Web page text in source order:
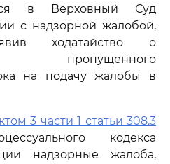
в Верховный Суд
с надзорной жалобой,
ходатайство о
пропущенного
на подачу жалобы в
3 части 1 статьи 308.3
кодекса
надзорные жалоба,